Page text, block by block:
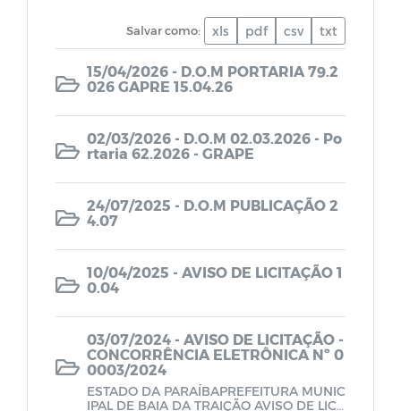
LOA - Lei Orçamentária Anual
PPA - Plano Plurianual
Relatório de Gestão Fiscal - RGF
Orçamentária - RREO
Quadro Detalhado da Despesa - QDD
PCA - Prestação de Contas Anual
LAI (Lei de Acesso à Informação)
Lei Orgânica
Salvar como: xls pdf csv txt
15/04/2026 - D.O.M PORTARIA 79.2
026 GAPRE 15.04.26
02/03/2026 - D.O.M 02.03.2026 - Po
rtaria 62.2026 - GRAPE
24/07/2025 - D.O.M PUBLICAÇÃO 2
4.07
10/04/2025 - AVISO DE LICITAÇÃO 1
0.04
03/07/2024 - AVISO DE LICITAÇÃO -
CONCORRÊNCIA ELETRÔNICA Nº 0
0003/2024
ESTADO DA PARAÍBAPREFEITURA MUNIC
IPAL DE BAIA DA TRAIÇÃO AVISO DE LICI